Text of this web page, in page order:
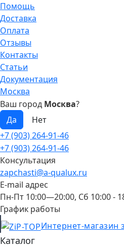
Помощь
Доставка
Оплата
Отзывы
Контакты
Статьи
Документация
Москва
Ваш город Москва?
+7 (903) 264-91-46
+7 (903) 264-91-46
Консультация
zapchasti@a-qualux.ru
E-mail адрес
Пн-Пт 10:00—20:00, Сб 10:00 -
График работы
Интернет-магазин
Каталог